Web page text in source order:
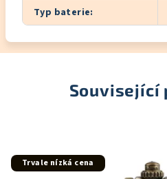
Typ baterie:
Související
Trvale nízká cena